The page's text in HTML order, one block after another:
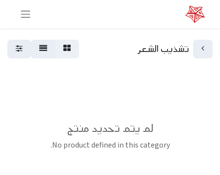
تشذيب الشعر
لم يتم تحديد منتج
No product defined in this category.